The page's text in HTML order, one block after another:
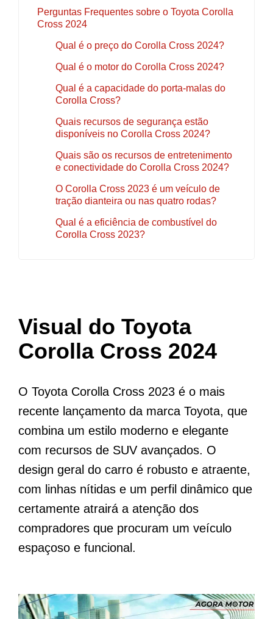
Perguntas Frequentes sobre o Toyota Corolla
Cross 2024
Qual é o preço do Corolla Cross 2024?
Qual é o motor do Corolla Cross 2024?
Qual é a capacidade do porta-malas do
Corolla Cross?
Quais recursos de segurança estão
disponíveis no Corolla Cross 2024?
Quais são os recursos de entretenimento
e conectividade do Corolla Cross 2024?
O Corolla Cross 2023 é um veículo de
tração dianteira ou nas quatro rodas?
Qual é a eficiência de combustível do
Corolla Cross 2023?
Visual do Toyota
Corolla Cross 2024
O Toyota Corolla Cross 2023 é o mais
recente lançamento da marca Toyota, que
combina um estilo moderno e elegante
com recursos de SUV avançados. O
design geral do carro é robusto e atraente,
com linhas nítidas e um perfil dinâmico que
certamente atrairá a atenção dos
compradores que procuram um veículo
espaçoso e funcional.